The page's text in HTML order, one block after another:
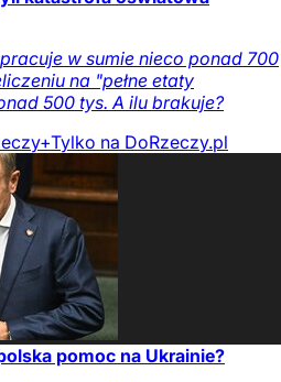
w sumie nieco ponad 700
na "pełne etaty
500 tys. A ilu brakuje?
Tylko na DoRzeczy.pl
pomoc na Ukrainie?